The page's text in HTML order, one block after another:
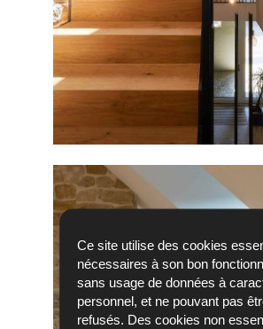
Ce site utilise des cookies
nécessaires à son bon
sans usage de données à
personnel, et ne pouvant pas
refusés. Des cookies non